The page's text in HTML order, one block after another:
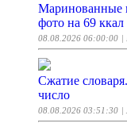
Маринованные
фото на 69 ккал
08.08.2026 06:00:00
Сжатие
число
08.08.2026 03:51:30